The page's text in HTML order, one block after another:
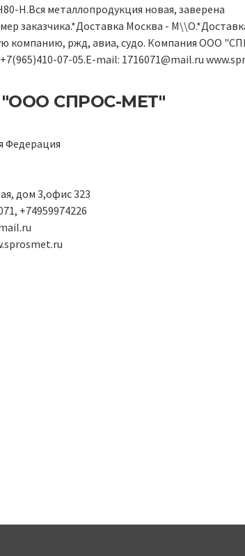
Н.Вся металлопродукция новая, заверена
заказчика.*Доставка Москва -
компанию, ржд, авиа, судо. Компания ООО
07-05.E-mail: 1716071@mail.ru
СПРОС-МЕТ"
Федерация
дом 3,офис 323
+74959974226